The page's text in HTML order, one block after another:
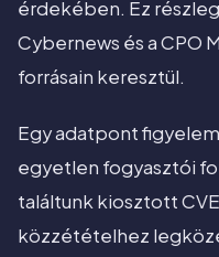
érdekében. Ez
Cybernews és a CPO
forrásain keresztül.
Egy adatpont
egyetlen fogyasztói
találtunk kiosztott
közzétételhez